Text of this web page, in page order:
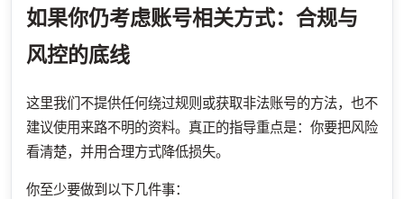
如果你仍考虑账号相关方式：合规与
风控的底线
这里我们不提供任何绕过规则或获取非法账号的方法，也不
建议使用来路不明的资料。真正的指导重点是：你要把风险
看清楚，并用合理方式降低损失。
你至少要做到以下几件事：